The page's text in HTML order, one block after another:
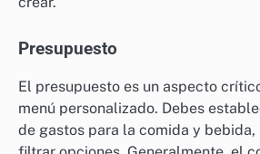
Presupuesto
El presupuesto es un aspecto
menú personalizado. Debes
de gastos para la comida y bebida,